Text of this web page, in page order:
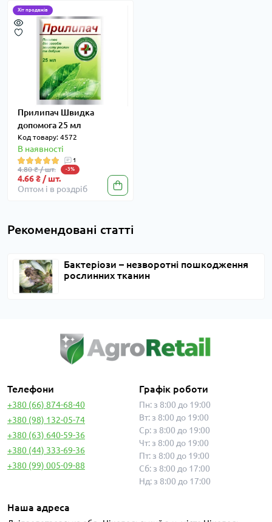
Хіт продажів
Прилипач Швидка
допомога 25 мл
Код товару: 4572
В наявності
1
4.80 ₴ / шт. -3%
4.66 ₴ / шт.
Оптом і в роздріб
Рекомендовані статті
Бактеріози – незворотні пошкодження
рослинних тканин
Телефони
+380 (66) 874-68-40
+380 (98) 132-05-74
+380 (63) 640-59-36
+380 (44) 333-69-36
+380 (99) 005-09-88
Графік роботи
Пн: з 8:00 до 19:00
Вт: з 8:00 до 19:00
Ср: з 8:00 до 19:00
Чт: з 8:00 до 19:00
Пт: з 8:00 до 19:00
Сб: з 8:00 до 17:00
Нд: з 8:00 до 17:00
Наша адреса